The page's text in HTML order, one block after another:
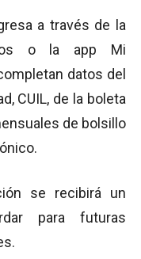
a través de la
o la app Mi
datos del
CUIL, de la boleta
de bolsillo
se recibirá un
para futuras